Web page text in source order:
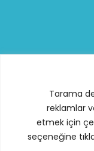
Tarama
reklamlar
etmek için
seçeneğine